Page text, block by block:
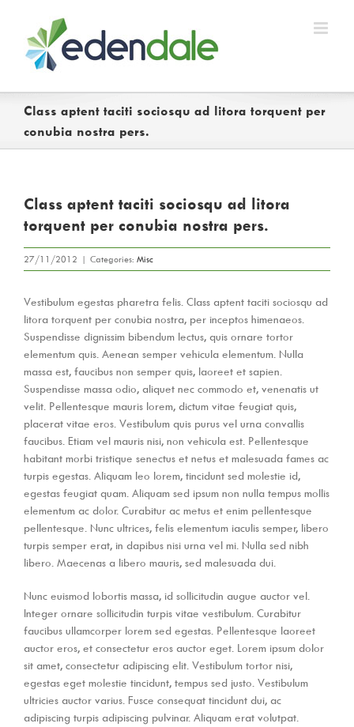
content
Class aptent taciti sociosqu ad litora torquent per
conubia nostra pers.
Class aptent taciti sociosqu ad litora
torquent per conubia nostra pers.
27/11/2012 | Categories: Misc
Vestibulum egestas pharetra felis. Class aptent taciti sociosqu ad
litora torquent per conubia nostra, per inceptos himenaeos.
Suspendisse dignissim bibendum lectus, quis ornare tortor
elementum quis. Aenean semper vehicula elementum. Nulla
massa est, faucibus non semper quis, laoreet et sapien.
Suspendisse massa odio, aliquet nec commodo et, venenatis ut
velit. Pellentesque mauris lorem, dictum vitae feugiat quis,
placerat vitae eros. Vestibulum quis purus vel urna convallis
faucibus. Etiam vel mauris nisi, non vehicula est. Pellentesque
habitant morbi tristique senectus et netus et malesuada fames ac
turpis egestas. Aliquam leo lorem, tincidunt sed molestie id,
egestas feugiat quam. Aliquam sed ipsum non nulla tempus mollis
elementum ac dolor. Curabitur ac metus et enim pellentesque
pellentesque. Nunc ultrices, felis elementum iaculis semper, libero
turpis semper erat, in dapibus nisi urna vel mi. Nulla sed nibh
libero. Maecenas a libero mauris, sed malesuada dui.
Nunc euismod lobortis massa, id sollicitudin augue auctor vel.
Integer ornare sollicitudin turpis vitae vestibulum. Curabitur
faucibus ullamcorper lorem sed egestas. Pellentesque laoreet
auctor eros, et consectetur eros auctor eget. Lorem ipsum dolor
sit amet, consectetur adipiscing elit. Vestibulum tortor nisi,
egestas eget molestie tincidunt, tempus sed justo. Vestibulum
ultricies auctor varius. Fusce consequat tincidunt dui, ac
adipiscing turpis adipiscing pulvinar. Aliquam erat volutpat.